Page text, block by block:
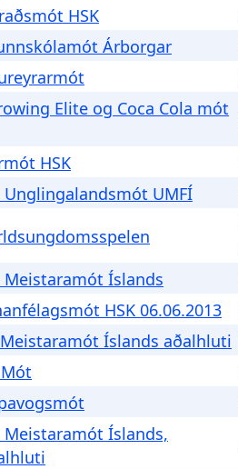
HSK
Árborgar
Elite og Coca Cola mót
HSK
Unglingalandsmót UMFÍ
Meistaramót Íslands
HSK 06.06.2013
Íslands aðalhluti
Mót
Meistaramót Íslands,